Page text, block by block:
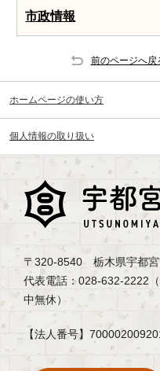
市政情報
前のページへ戻
ホームページの使い方
個人情報の取り扱い
〒320-8540 栃木県宇都
代表電話：028-632-2222
中無休）
【法人番号】